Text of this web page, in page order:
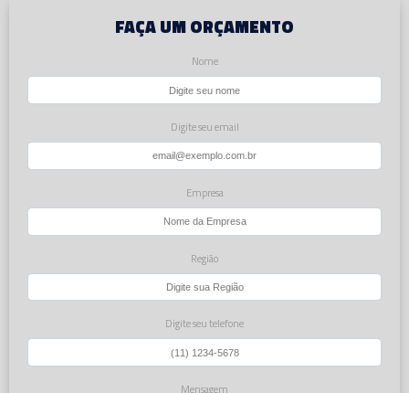
FAÇA UM ORÇAMENTO
Nome
Digite seu email
Empresa
Região
Digite seu telefone
Mensagem